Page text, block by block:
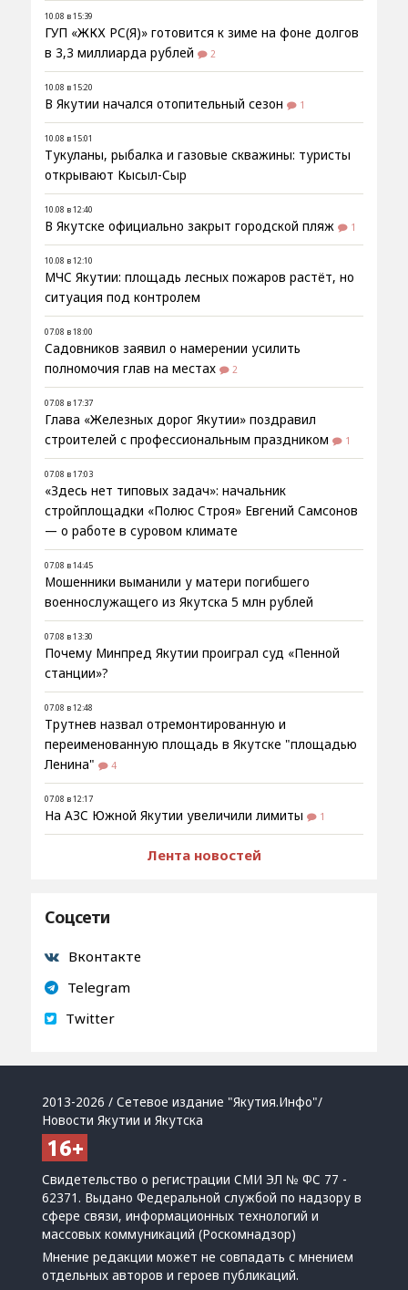
10.08 в 15:39
ГУП «ЖКХ РС(Я)» готовится к зиме на фоне долгов
в 3,3 миллиарда рублей
2
10.08 в 15:20
В Якутии начался отопительный сезон 1
10.08 в 15:01
Тукуланы, рыбалка и газовые скважины: туристы
открывают Кысыл-Сыр
10.08 в 12:40
В Якутске официально закрыт городской пляж 1
10.08 в 12:10
МЧС Якутии: площадь лесных пожаров растёт, но
ситуация под контролем
07.08 в 18:00
Садовников заявил о намерении усилить
полномочия глав на местах
2
07.08 в 17:37
Глава «Железных дорог Якутии» поздравил
строителей с профессиональным праздником
1
07.08 в 17:03
«Здесь нет типовых задач»: начальник
стройплощадки «Полюс Строя» Евгений Самсонов
— о работе в суровом климате
07.08 в 14:45
Мошенники выманили у матери погибшего
военнослужащего из Якутска 5 млн рублей
07.08 в 13:30
Почему Минпред Якутии проиграл суд «Пенной
станции»?
07.08 в 12:48
Трутнев назвал отремонтированную и
переименованную площадь в Якутске "площадью
Ленина"
4
07.08 в 12:17
На АЗС Южной Якутии увеличили лимиты 1
Лента новостей
Соцсети
Вконтакте
Telegram
Twitter
2013-2026 / Сетевое издание "Якутия.Инфо"/
Новости Якутии и Якутска
Свидетельство о регистрации СМИ ЭЛ № ФС 77 -
62371. Выдано Федеральной службой по надзору в
сфере связи, информационных технологий и
массовых коммуникаций (Роскомнадзор)
Мнение редакции может не совпадать с мнением
отдельных авторов и героев публикаций.